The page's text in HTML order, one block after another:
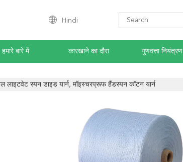
Hindi
हमारे बारे में कारखाने का दौरा गुणवत्ता नियंत्रण
लाइटवेट स्पन डाइड यार्न, मॉइस्चरप्रूफ हैंडस्पन कॉटन यार्न